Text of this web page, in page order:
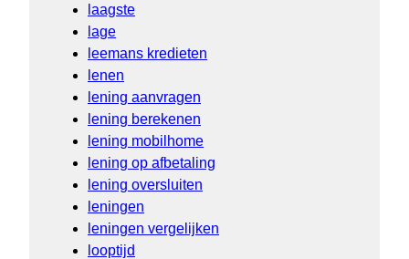
laagste
lage
leemans kredieten
lenen
lening aanvragen
lening berekenen
lening mobilhome
lening op afbetaling
lening oversluiten
leningen
leningen vergelijken
looptijd